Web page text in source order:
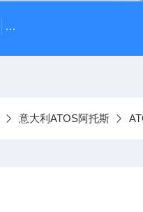
德国Leybold真空计
意大利ATOS阿托斯